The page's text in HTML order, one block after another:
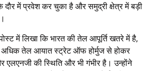
दौर में प्रवेश कर चुका है और समुद्री क्षेत्र में बड़ी
में लिखा कि भारत की तेल आपूर्ति खतरे में है,
अधिक तेल आयात स्ट्रेट ऑफ होर्मुज से होकर
एलएनजी की स्थिति और भी गंभीर है। उन्होंने